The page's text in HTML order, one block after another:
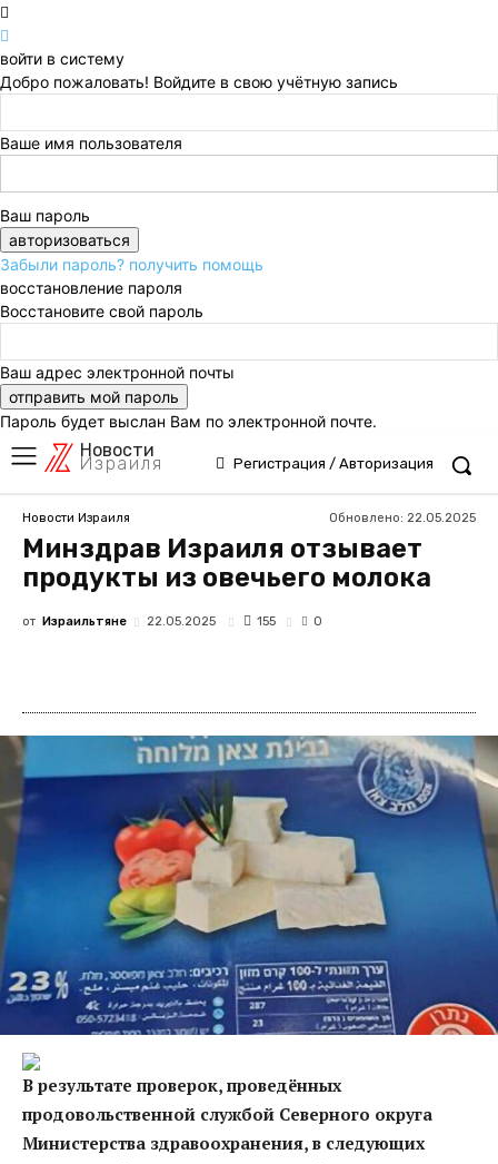
войти в систему
Добро пожаловать! Войдите в свою учётную запись
Ваше имя пользователя
Ваш пароль
Забыли пароль? получить помощь
восстановление пароля
Восстановите свой пароль
Ваш адрес электронной почты
Пароль будет выслан Вам по электронной почте.
Новости
Израиля Регистрация / Авторизация
Новости Израиля Обновлено: 22.05.2025
Минздрав Израиля отзывает
продукты из овечьего молока
от Израильтяне 22.05.2025 155 0
В результате проверок, проведённых
продовольственной службой Северного округа
Министерства здравоохранения, в следующих